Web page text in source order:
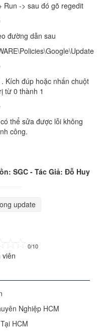
Run -> sau đó gõ regedit
đường dẫn sau
Kích đúp hoặc nhấn chuột
từ 0 thành 1
thể sửa được lỗi không
công.
SGC - Tác Giả: Đỗ Huy
update
0/10
viên
Nghiệp HCM
HCM